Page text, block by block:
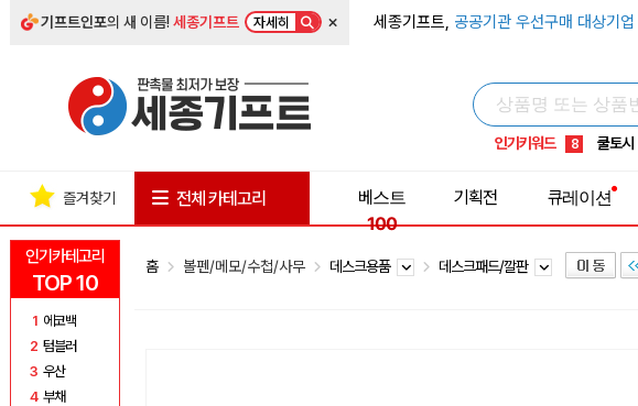
기프트인포의 새 이름!세종기프트 자세히 × 세종기프트, 공공기관 우선구매 대상기업
인기키워드
5 키캡
8 쿨토시
9 넥쿨러
1 선풍기
인기카테고리
TOP 10
1 에코백
2 텀블러
3 우산
4 부채
즐겨찾기 전체 카테고리
베스트
100
기획전 큐레이션
홈 볼펜/메모/수첩/사무 데스크용품 데스크패드/깔판